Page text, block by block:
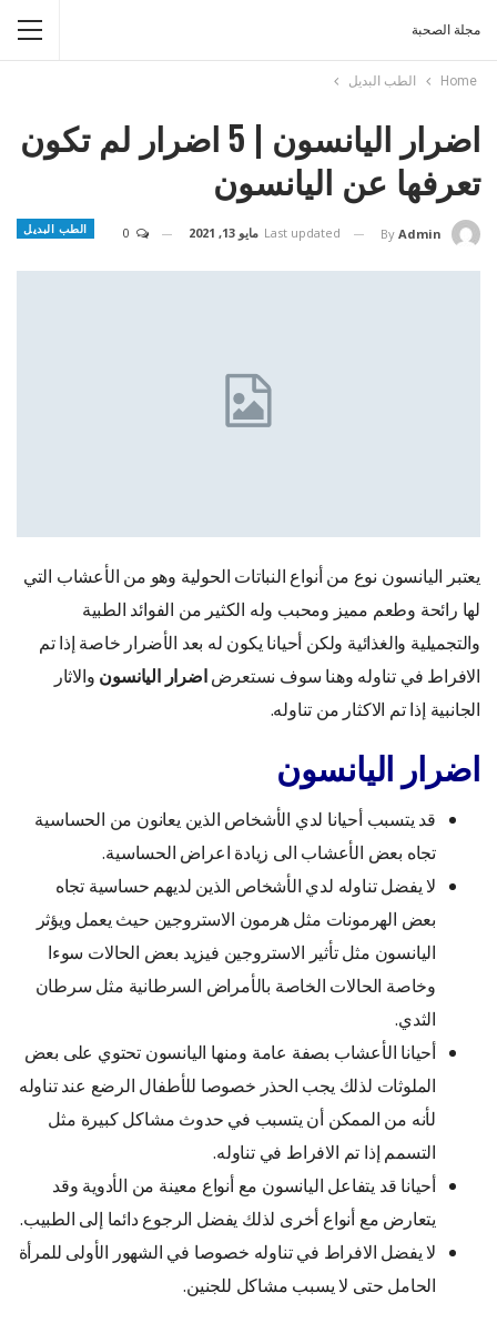
مجلة الصحبة
Home الطب البديل
اضرار اليانسون | 5 اضرار لم تكون
تعرفها عن اليانسون
الطب البديل By Admin
Last updated مايو 13, 2021
يعتبر اليانسون نوع من أنواع النباتات الحولية وهو من الأعشاب التي
لها رائحة وطعم مميز ومحبب وله الكثير من الفوائد الطبية
والتجميلية والغذائية ولكن أحيانا يكون له بعد الأضرار خاصة إذا تم
الافراط في تناوله وهنا سوف نستعرضاضرار اليانسون والاثار
الجانبية إذا تم الاكثار من تناوله.
اضرار اليانسون
قد يتسبب أحيانا لدي الأشخاص الذين يعانون من الحساسية
تجاه بعض الأعشاب الى زيادة اعراض الحساسية.
لا يفضل تناوله لدي الأشخاص الذين لديهم حساسية تجاه
بعض الهرمونات مثل هرمون الاستروجين حيث يعمل ويؤثر
اليانسون مثل تأثير الاستروجين فيزيد بعض الحالات سوءا
وخاصة الحالات الخاصة بالأمراض السرطانية مثل سرطان
الثدي.
أحيانا الأعشاب بصفة عامة ومنها اليانسون تحتوي على بعض
الملوثات لذلك يجب الحذر خصوصا للأطفال الرضع عند تناوله
لأنه من الممكن أن يتسبب في حدوث مشاكل كبيرة مثل
التسمم إذا تم الافراط في تناوله.
أحيانا قد يتفاعل اليانسون مع أنواع معينة من الأدوية وقد
يتعارض مع أنواع أخرى لذلك يفضل الرجوع دائما إلى الطبيب.
لا يفضل الافراط في تناوله خصوصا في الشهور الأولى للمرأة
الحامل حتى لا يسبب مشاكل للجنين.